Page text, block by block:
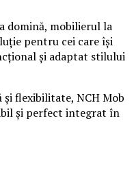
domină, mobilierul la
pentru cei care își
și adaptat stilului
flexibilitate, NCH Mob
și perfect integrat în